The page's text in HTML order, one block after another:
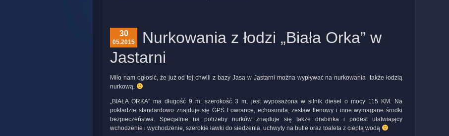
30
05.2015
Nurkowania z łodzi „Biała Orka” w
Jastarni
Miło nam ogłosić, że już od tej chwili z bazy Jasa w Jastarni można wypływać na nurkowania także łodzią
nurkową.
„BIAŁA ORKA” ma długość 9 m, szerokość 3 m, jest wyposażona w silnik diesel o mocy 115 KM. Na
pokładzie standardowo znajduje się GPS Lowrance, echosonda, zestaw tlenowy i inne wymagane środki
bezpieczeństwa. Specjalnie na potrzeby nurków znajduje się także drabinka i podest ułatwiający
wchodzenie i wychodzenie, szerokie ławki do siedzenia, uchwyty na butle oraz toaleta z ciepłą wodą